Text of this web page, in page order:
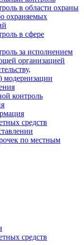
в области охраны
охраняемых
в сфере
за исполнением
организацией
модернизации
контроль
средств
по местным
средств